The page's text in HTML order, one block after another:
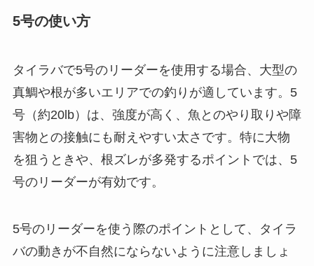
5号の使い方
タイラバで5号のリーダーを使用する場合、大型の
真鯛や根が多いエリアでの釣りが適しています。5
号（約20lb）は、強度が高く、魚とのやり取りや障
害物との接触にも耐えやすい太さです。特に大物
を狙うときや、根ズレが多発するポイントでは、5
号のリーダーが有効です。
5号のリーダーを使う際のポイントとして、タイラ
バの動きが不自然にならないように注意しましょ